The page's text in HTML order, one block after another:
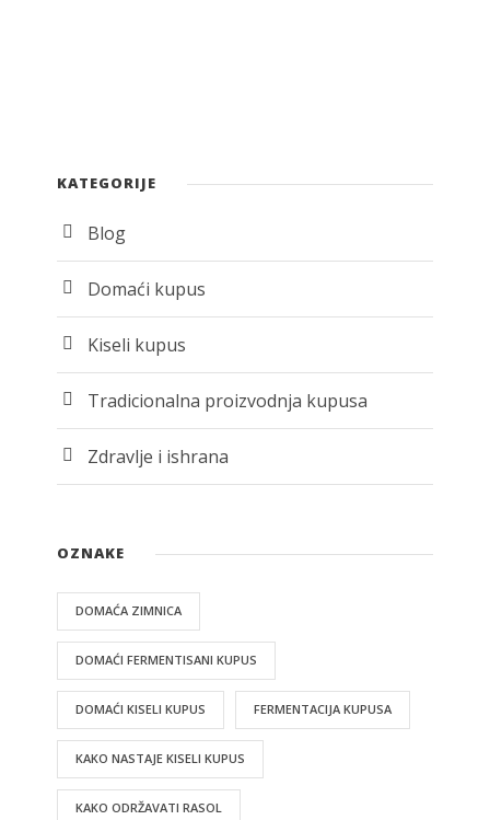
KATEGORIJE
Blog
Domaći kupus
Kiseli kupus
Tradicionalna proizvodnja kupusa
Zdravlje i ishrana
OZNAKE
DOMAĆA ZIMNICA
DOMAĆI FERMENTISANI KUPUS
DOMAĆI KISELI KUPUS FERMENTACIJA KUPUSA
KAKO NASTAJE KISELI KUPUS
KAKO ODRŽAVATI RASOL